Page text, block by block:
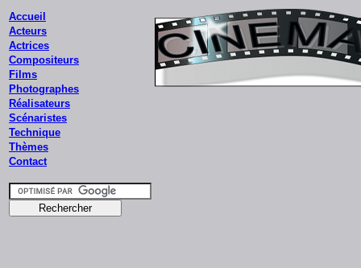
Accueil
Acteurs
Actrices
Compositeurs
Films
Photographes
Réalisateurs
Scénaristes
Technique
Thèmes
Contact